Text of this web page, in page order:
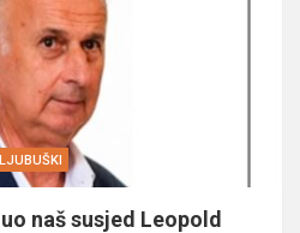
LJUBUŠKI
naš susjed Leopold